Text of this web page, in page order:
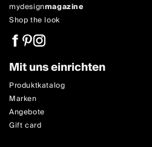
mydesignmagazine
Shop the look
Mit uns einrichten
Produktkatalog
Marken
Angebote
Gift card